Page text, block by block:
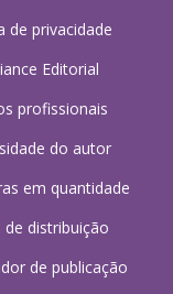
de privacidade
Editorial
profissionais
do autor
em quantidade
de distribuição
de publicação